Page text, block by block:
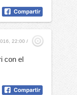
22:00 /
con el